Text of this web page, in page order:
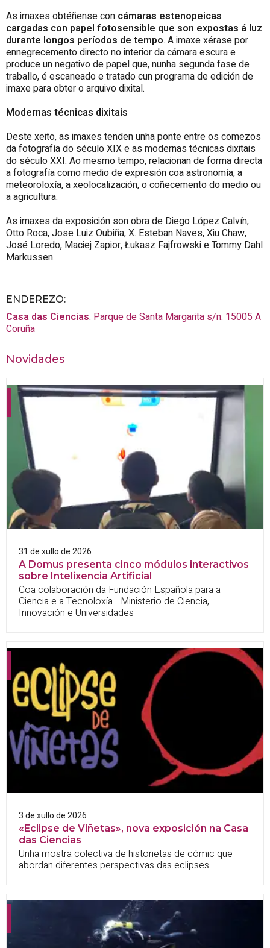
As imaxes obtéñense con cámaras estenopeicas
cargadas con papel fotosensible que son expostas á luz
durante longos períodos de tempo. A imaxe xérase por
ennegrecemento directo no interior da cámara escura e
produce un negativo de papel que, nunha segunda fase de
traballo, é escaneado e tratado cun programa de edición de
imaxe para obter o arquivo dixital.
Modernas técnicas dixitais
Deste xeito, as imaxes tenden unha ponte entre os comezos
da fotografía do século XIX e as modernas técnicas dixitais
do século XXI. Ao mesmo tempo, relacionan de forma directa
a fotografía como medio de expresión coa astronomía, a
meteoroloxía, a xeolocalización, o coñecemento do medio ou
a agricultura.
As imaxes da exposición son obra de Diego López Calvín,
Otto Roca, Jose Luiz Oubiña, X. Esteban Naves, Xiu Chaw,
José Loredo, Maciej Zapior, Łukasz Fajfrowski e Tommy Dahl
Markussen.
ENDEREZO:
Casa das Ciencias. Parque de Santa Margarita s/n. 15005 A
Coruña
Novidades
31 de xullo de 2026
A Domus presenta cinco módulos interactivos
sobre Intelixencia Artificial
Coa colaboración da Fundación Española para a
Ciencia e a Tecnoloxía - Ministerio de Ciencia,
Innovación e Universidades
3 de xullo de 2026
«Eclipse de Viñetas», nova exposición na Casa
das Ciencias
Unha mostra colectiva de historietas de cómic que
abordan diferentes perspectivas das eclipses.